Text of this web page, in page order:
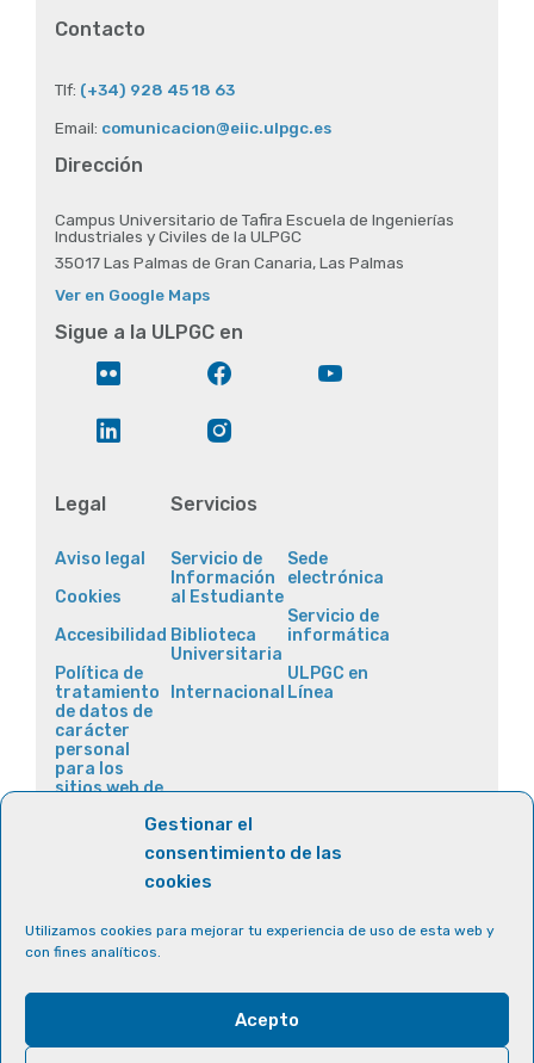
Gestionar el
consentimiento de las
cookies
Utilizamos cookies para mejorar tu experiencia de uso de esta web y
con fines analíticos.
Acepto
Contacto
Tlf: (+34) 928 45 18 63
Email: comunicacion@eiic.ulpgc.es
Dirección
Campus Universitario de Tafira Escuela de Ingenierías
Industriales y Civiles de la ULPGC
35017 Las Palmas de Gran Canaria, Las Palmas
Ver en Google Maps
Sigue a la ULPGC en
Legal
Aviso legal
Cookies
Accesibilidad
Política de
tratamiento
de datos de
carácter
personal
para los
sitios web de
Servicios
Servicio de
Información
al Estudiante
Biblioteca
Universitaria
Internacional
Sede
electrónica
Servicio de
informática
ULPGC en
Línea